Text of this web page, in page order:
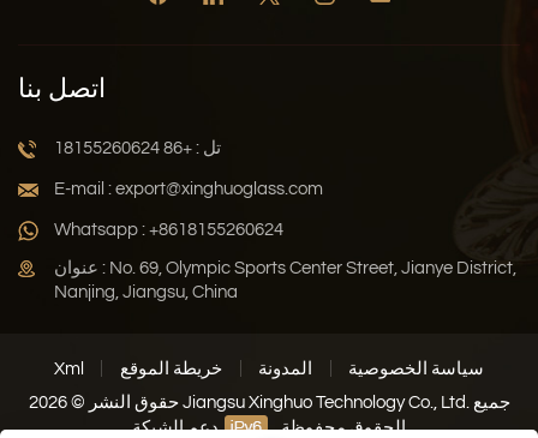
اتصل بنا
تل : +86 18155260624
E-mail : export@xinghuoglass.com
Whatsapp : +8618155260624
عنوان : No. 69, Olympic Sports Center Street, Jianye District,
Nanjing, Jiangsu, China
Xml سياسة الخصوصية المدونة
خريطة الموقع
حقوق النشر © 2026 Jiangsu Xinghuo Technology Co., Ltd. جميع
الحقوق محفوظة .
دعم الشبكة